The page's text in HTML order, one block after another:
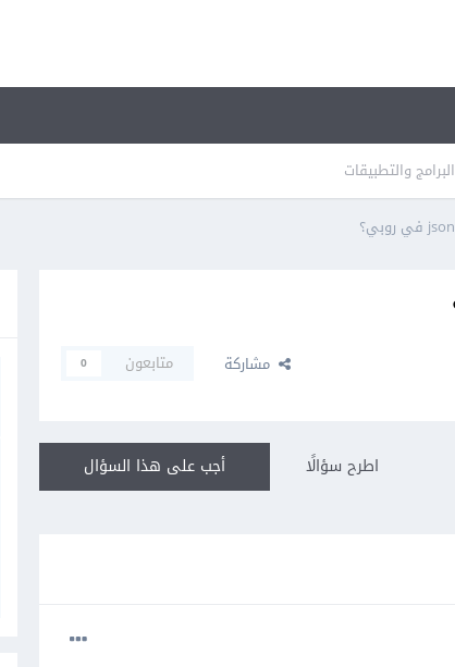
البرامج والتطبيقات
مشاركة متابعون 0
أجب على هذا السؤال اطرح سؤالًا